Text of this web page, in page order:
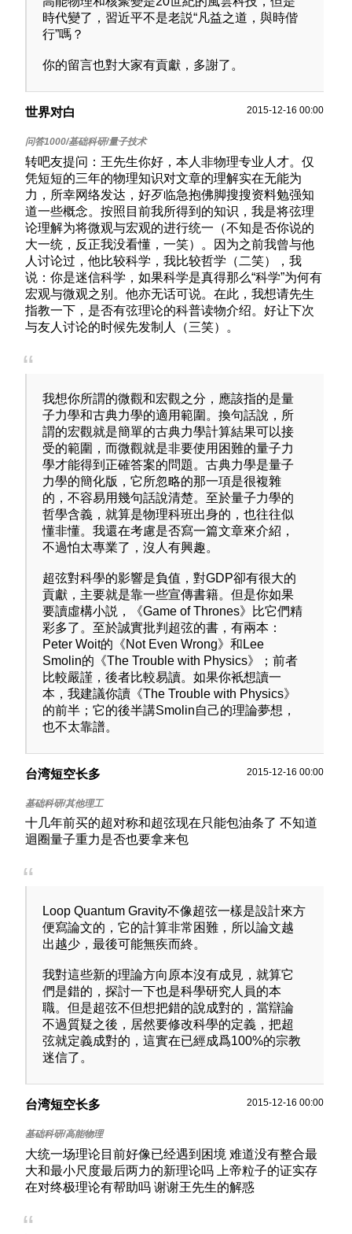
時代變了，習近平不是老説“凡益之道，與時偕
行”嗎？
你的留言也對大家有貢獻，多謝了。
世界对白 2015-12-16 00:00
转吧友提问：王先生你好，本人非物理专业人才。仅
凭短短的三年的物理知识对文章的理解实在无能为
力，所幸网络发达，好歹临急抱佛脚搜搜资料勉强知
道一些概念。按照目前我所得到的知识，我是将弦理
论理解为将微观与宏观的进行统一（不知是否你说的
大一统，反正我没看懂，一笑）。因为之前我曾与他
人讨论过，他比较科学，我比较哲学（二笑），我
说：你是迷信科学，如果科学是真得那么“科学”为何有
宏观与微观之别。他亦无话可说。在此，我想请先生
指教一下，是否有弦理论的科普读物介绍。好让下次
与友人讨论的时候先发制人（三笑）。
我想你所謂的微觀和宏觀之分，應該指的是量
子力學和古典力學的適用範圍。換句話說，所
謂的宏觀就是簡單的古典力學計算結果可以接
受的範圍，而微觀就是非要使用困難的量子力
學才能得到正確答案的問題。古典力學是量子
力學的簡化版，它所忽略的那一項是很複雜
的，不容易用幾句話說清楚。至於量子力學的
哲學含義，就算是物理科班出身的，也往往似
懂非懂。我還在考慮是否寫一篇文章來介紹，
不過怕太專業了，沒人有興趣。
超弦對科學的影響是負值，對GDP卻有很大的
貢獻，主要就是靠一些宣傳書籍。但是你如果
要讀虛構小説，《Game of Thrones》比它們精
彩多了。至於誠實批判超弦的書，有兩本：
Peter Woit的《Not Even Wrong》和Lee
Smolin的《The Trouble with Physics》；前者
比較嚴謹，後者比較易讀。如果你衹想讀一
本，我建議你讀《The Trouble with Physics》
的前半；它的後半講Smolin自己的理論夢想，
也不太靠譜。
台湾短空长多 2015-12-16 00:00
十几年前买的超对称和超弦现在只能包油条了 不知道
迴圈量子重力是否也要拿来包
Loop Quantum Gravity不像超弦一樣是設計來方
便寫論文的，它的計算非常困難，所以論文越
出越少，最後可能無疾而終。
我對這些新的理論方向原本沒有成見，就算它
們是錯的，探討一下也是科學研究人員的本
職。但是超弦不但想把錯的說成對的，當辯論
不過質疑之後，居然要修改科學的定義，把超
弦就定義成對的，這實在已經成爲100%的宗教
迷信了。
台湾短空长多 2015-12-16 00:00
大统一场理论目前好像已经遇到困境 难道没有整合最
大和最小尺度最后两力的新理论吗 上帝粒子的证实存
在对终极理论有帮助吗 谢谢王先生的解惑